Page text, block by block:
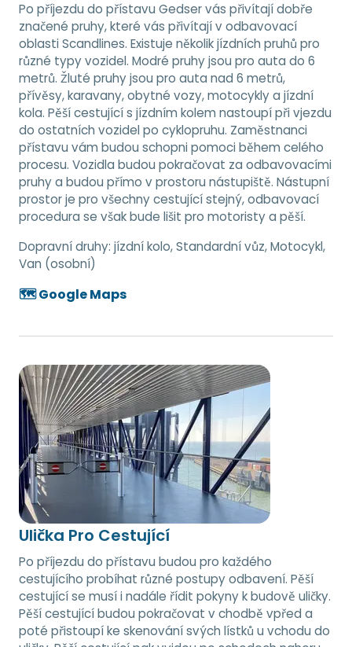
Po příjezdu do přístavu Gedser vás přivítají dobře
značené pruhy, které vás přivítají v odbavovací
oblasti Scandlines. Existuje několik jízdních pruhů pro
různé typy vozidel. Modré pruhy jsou pro auta do 6
metrů. Žluté pruhy jsou pro auta nad 6 metrů,
přívěsy, karavany, obytné vozy, motocykly a jízdní
kola. Pěší cestující s jízdním kolem nastoupí při vjezdu
do ostatních vozidel po cyklopruhu. Zaměstnanci
přístavu vám budou schopni pomoci během celého
procesu. Vozidla budou pokračovat za odbavovacími
pruhy a budou přímo v prostoru nástupiště. Nástupní
prostor je pro všechny cestující stejný, odbavovací
procedura se však bude lišit pro motoristy a pěší.
Dopravní druhy: jízdní kolo, Standardní vůz, Motocykl,
Van (osobní)
🗺️ Google Maps
Ulička Pro Cestující
Po příjezdu do přístavu budou pro každého
cestujícího probíhat různé postupy odbavení. Pěší
cestující se musí i nadále řídit pokyny k budově uličky.
Pěší cestující budou pokračovat v chodbě vpřed a
poté přistoupí ke skenování svých lístků u vchodu do